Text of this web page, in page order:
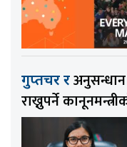
गुप्तचर रअनुसन्धान
राख्नुपर्ने